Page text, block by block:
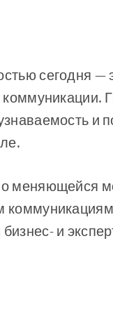
сегодня
и
меняющейся
и